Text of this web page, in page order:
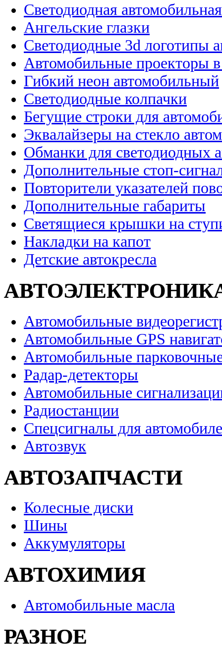
Светодиодная
Ангельские глазки
Светодиодные 3d логотипы
Автомобильные проекторы
Гибкий неон автомобильный
Светодиодные колпачки
Бегущие строки для
Эквалайзеры на стекло
Обманки для светодиодных
Дополнительные стоп-
Повторители указателей
Дополнительные габариты
Светящиеся крышки на
Накладки на капот
Детские автокресла
Автомобильные
Автомобильные GPS
Автомобильные
Радар-детекторы
Автомобильные
Радиостанции
Спецсигналы для
Автозвук
АВТОЗАПЧАСТИ
Колесные диски
Шины
Аккумуляторы
АВТОХИМИЯ
Автомобильные масла
РАЗНОЕ